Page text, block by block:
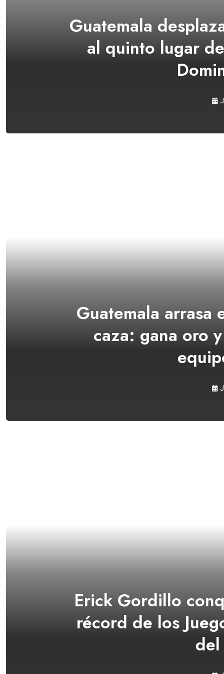
Guatemala
al quinto lugar
Guatemala arrasa
caza: gana oro
Erick Gordillo
récord de los